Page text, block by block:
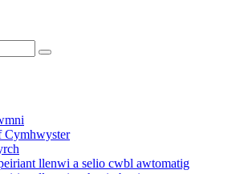
Cymhwyster
llenwi a selio cwbl awtomatig